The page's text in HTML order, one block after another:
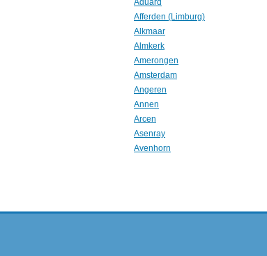
Aduard
Afferden (Limburg)
Alkmaar
Almkerk
Amerongen
Amsterdam
Angeren
Annen
Arcen
Asenray
Avenhorn